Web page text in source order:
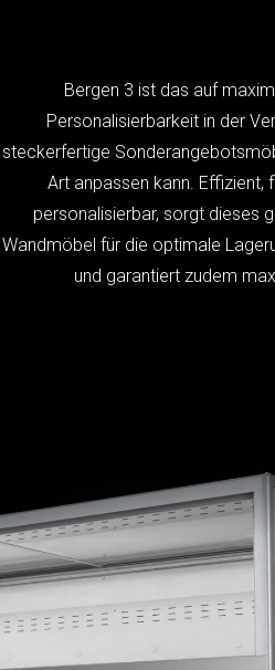
Bergen 3 ist das auf
Personalisierbarkeit in der
steckerfertige
Art anpassen kann. Effizient,
personalisierbar, sorgt dieses
Wandmöbel für die optimale
und garantiert zudem